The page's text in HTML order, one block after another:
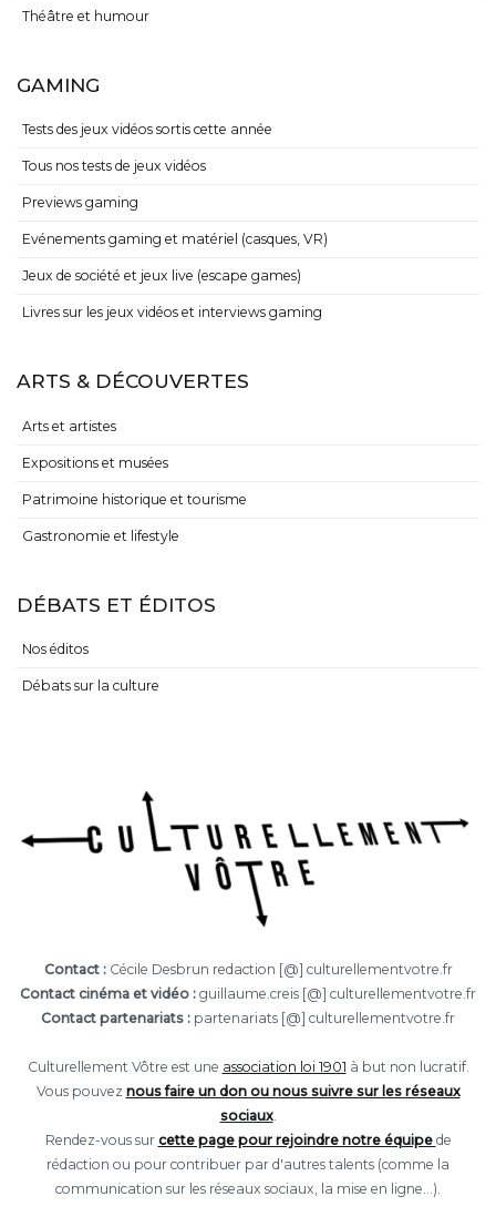
Théâtre et humour
GAMING
Tests des jeux vidéos sortis cette année
Tous nos tests de jeux vidéos
Previews gaming
Evénements gaming et matériel (casques, VR)
Jeux de société et jeux live (escape games)
Livres sur les jeux vidéos et interviews gaming
ARTS & DÉCOUVERTES
Arts et artistes
Expositions et musées
Patrimoine historique et tourisme
Gastronomie et lifestyle
DÉBATS ET ÉDITOS
Nos éditos
Débats sur la culture
Contact :Cécile Desbrun redaction [@] culturellementvotre.fr
Contact cinéma et vidéo : guillaume.creis [@] culturellementvotre.fr
Contact partenariats : partenariats [@] culturellementvotre.fr
Culturellement Vôtre est une association loi 1901 à but non lucratif.
Vous pouvez nous faire un don ou nous suivre sur les réseaux
sociaux.
Rendez-vous sur cette page pour rejoindre notre équipe de
rédaction ou pour contribuer par d'autres talents (comme la
communication sur les réseaux sociaux, la mise en ligne...).